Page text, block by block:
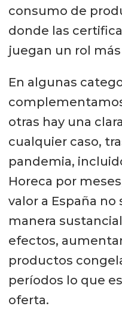
consumo de
donde las
juegan un rol
En algunas
otras hay una
cualquier caso,
pandemia,
Horeca por
valor a España
manera
efectos,
productos
períodos lo que
oferta.